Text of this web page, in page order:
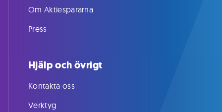
Om Aktiespararna
Press
Hjälp och övrigt
Kontakta oss
Verktyg